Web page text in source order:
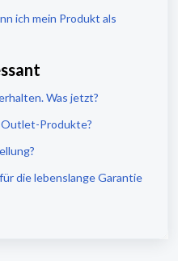
ich mein Produkt als
Was jetzt?
Outlet-Produkte?
die lebenslange Garantie